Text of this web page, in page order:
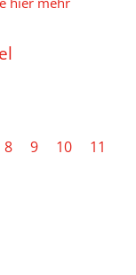
8 9 10
11